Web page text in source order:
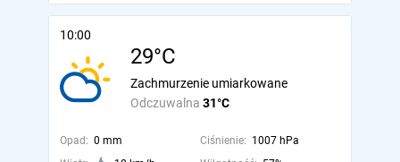
10:00
29°C
Odczuwalna 31°C
Zachmurzenie umiarkowane
Opad: 0 mm Ciśnienie: 1007 hPa